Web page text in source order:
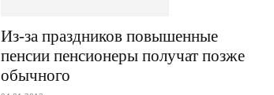
Из-за праздников повышенные
пенсии пенсионеры получат позже
обычного